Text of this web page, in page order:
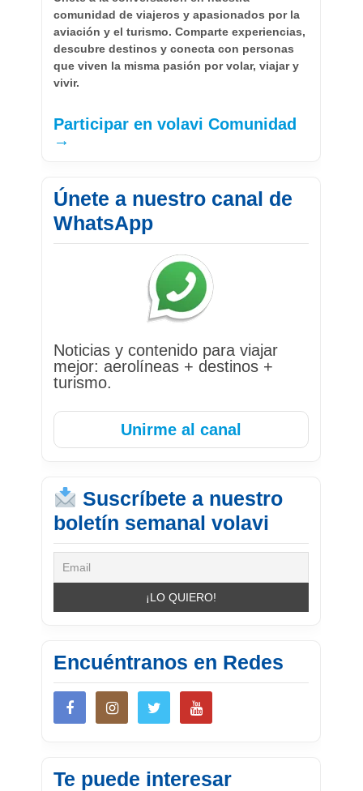
comunidad de viajeros y apasionados por la
aviación y el turismo. Comparte experiencias,
descubre destinos y conecta con personas
que viven la misma pasión por volar, viajar y
vivir.
Participar en volavi Comunidad
→
Únete a nuestro canal de
WhatsApp
Noticias y contenido para viajar
mejor: aerolíneas + destinos +
turismo.
Unirme al canal
Suscríbete a nuestro
boletín semanal volavi
Encuéntranos en Redes
Te puede interesar